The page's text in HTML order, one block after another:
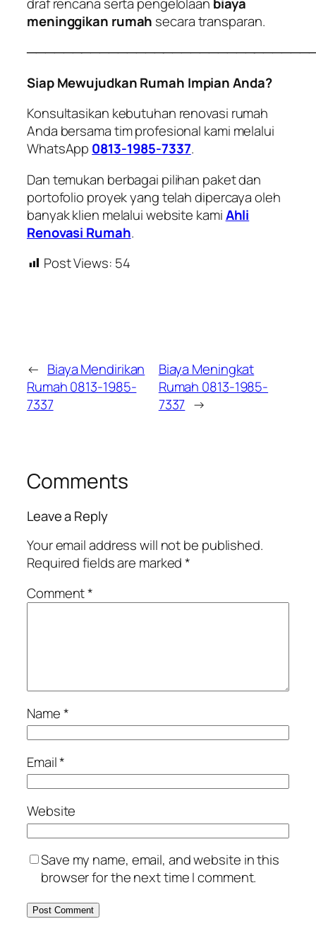
meninggikan rumah secara transparan.
Siap Mewujudkan Rumah Impian Anda?
Konsultasikan kebutuhan renovasi rumah
Anda bersama tim profesional kami melalui
WhatsApp 0813-1985-7337.
Dan temukan berbagai pilihan paket dan
portofolio proyek yang telah dipercaya oleh
banyak klien melalui website kamiAhli
Renovasi Rumah.
Post Views: 54
← Biaya Mendirikan
Rumah 0813-1985-
7337
Biaya Meningkat
Rumah 0813-1985-
7337 →
Comments
Leave a Reply
Your email address will not be published.
Required fields are marked*
Comment*
Name*
Email*
Website
Save my name, email, and website in this
browser for the next time I comment.